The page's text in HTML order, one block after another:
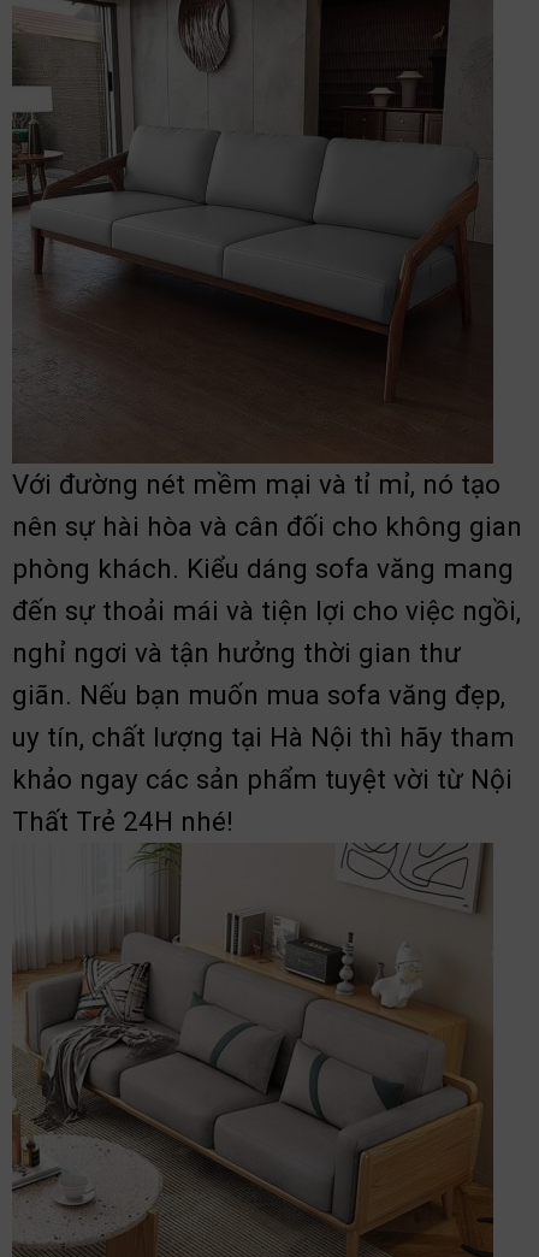
Với đường nét mềm mại và tỉ mỉ, nó tạo
nên sự hài hòa và cân đối cho không gian
phòng khách. Kiểu dáng sofa văng mang
đến sự thoải mái và tiện lợi cho việc ngồi,
nghỉ ngơi và tận hưởng thời gian thư
giãn. Nếu bạn muốn mua sofa văng đẹp,
uy tín, chất lượng tại Hà Nội thì hãy tham
khảo ngay các sản phẩm tuyệt vời từ Nội
Thất Trẻ 24H nhé!